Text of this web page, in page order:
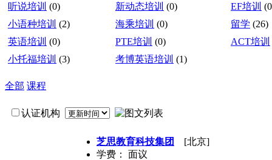
听说培训 (0) 新动态培训 (0) EF培训
小语种培训 (2) 海乘培训 (0) 留学 (26)
英语培训 (0) PTE培训 (0)
ACT培训
小托福培训 (3) 考博英语培训 (1)
全部 课程
认证机构
芝思教育科技集团
[北京]
学费： 面议